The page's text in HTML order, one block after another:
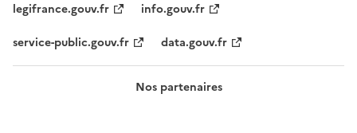
legifrance.gouv.fr
info.gouv.fr
service-public.gouv.fr
data.gouv.fr
Nos partenaires